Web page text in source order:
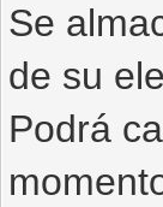
Se
de su
Podrá